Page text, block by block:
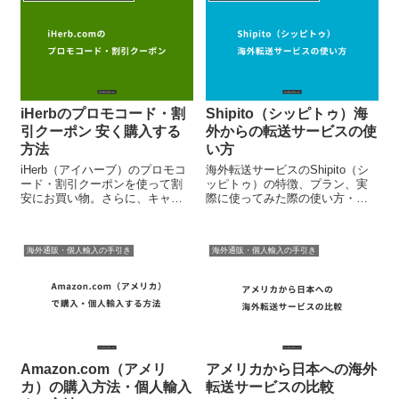
iHerbのプロモコード・割
引クーポン 安く購入する
方法
iHerb（アイハーブ）のプロモコ
ード・割引クーポンを使って割
安にお買い物。さらに、キャッ
Shipito（シッピトゥ）海
外からの転送サービスの使
い方
海外転送サービスのShipito（シ
ッピトゥ）の特徴、プラン、実
際に使ってみた際の使い方・手
海外通販・個人輸入の手引き
Amazon.com（アメリ
カ）の購入方法・個人輸入
海外通販・個人輸入の手引き
アメリカから日本への海外
転送サービスの比較